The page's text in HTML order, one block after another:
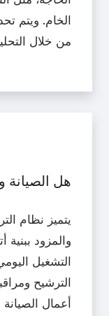
الخام. ويتم
من خلال
هل الصيانة
يتميز نظام
والمزود
التشغيل
الترشيح
أعمال